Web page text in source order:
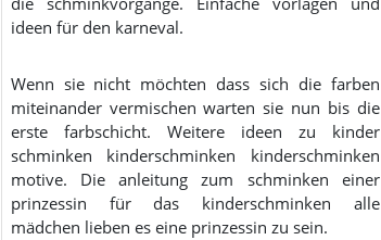
ideen für den karneval.
Wenn sie nicht möchten dass sich die farben
miteinander vermischen warten sie nun bis die
erste farbschicht. Weitere ideen zu kinder
schminken kinderschminken kinderschminken
motive. Die anleitung zum schminken einer
prinzessin für das kinderschminken alle
mädchen lieben es eine prinzessin zu sein.